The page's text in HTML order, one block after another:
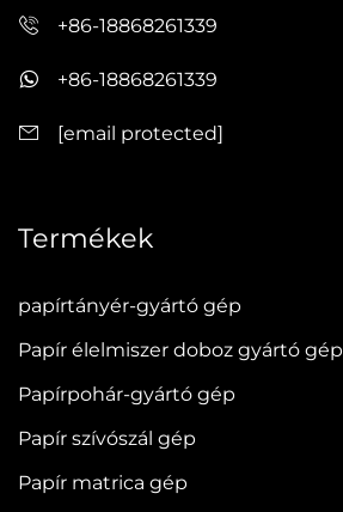
+86-18868261339
+86-18868261339
[email protected]
Termékek
papírtányér-gyártó gép
Papír élelmiszer doboz gyártó gép
Papírpohár-gyártó gép
Papír szívószál gép
Papír matrica gép